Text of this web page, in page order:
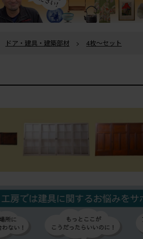
ドア・建具・建築部材 > 4枚〜セット